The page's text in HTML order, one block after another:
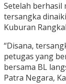
Setelah berhasil
tersangka
Kuburan
“Disana,
petugas yang
bersama BL
Patra Negara,